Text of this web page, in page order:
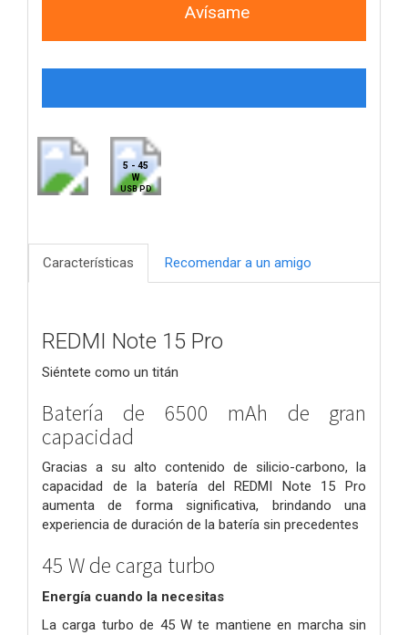
Avísame
5 - 45
W
USB PD
Características Recomendar a un amigo
REDMI Note 15 Pro
Siéntete como un titán
Batería de 6500 mAh de gran
capacidad
Gracias a su alto contenido de silicio-carbono, la
capacidad de la batería del REDMI Note 15 Pro
aumenta de forma significativa, brindando una
experiencia de duración de la batería sin precedentes
45 W de carga turbo
Energía cuando la necesitas
La carga turbo de 45 W te mantiene en marcha sin